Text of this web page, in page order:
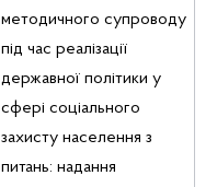
методичного супроводу
під час реалізації
державної політики у
сфері соціального
захисту населення з
питань: надання